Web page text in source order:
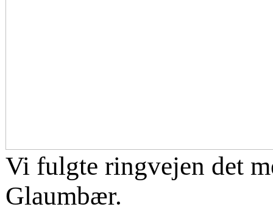
Vi fulgte ringvejen det
Glaumbær.